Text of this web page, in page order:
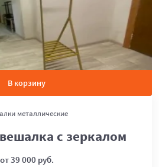
В корзину
металлические
с зеркалом
от 39 000 руб.